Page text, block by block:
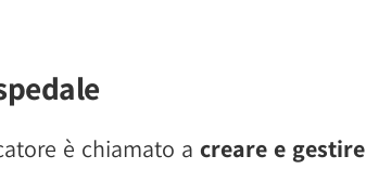
è chiamato a creare e gestire